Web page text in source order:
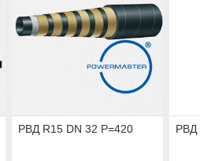
РВД R15 DN 32 P=420 РВД